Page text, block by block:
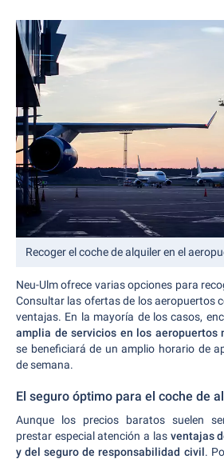
Recoger el coche de alquiler en el
Neu-Ulm ofrece varias opciones para
Consultar las ofertas de los aeropuertos
ventajas. En la mayoría de los casos,
amplia de servicios en los aeropuertos
se beneficiará de un amplio horario de
de semana.
El seguro óptimo para el coche de
Aunque los precios baratos suelen
prestar especial atención a las ventajas
y del seguro de responsabilidad civil.